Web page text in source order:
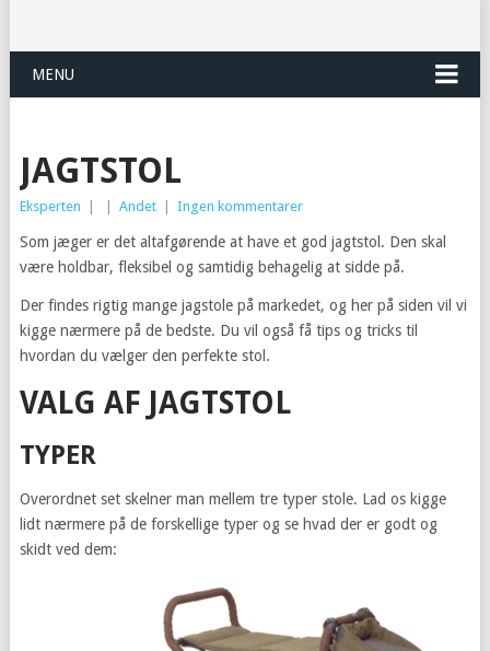
MENU
JAGTSTOL
Eksperten Andet Ingen kommentarer
Som jæger er det altafgørende at have et god jagtstol. Den skal
være holdbar, fleksibel og samtidig behagelig at sidde på.
Der findes rigtig mange jagstole på markedet, og her på siden vil vi
kigge nærmere på de bedste. Du vil også få tips og tricks til
hvordan du vælger den perfekte stol.
VALG AF JAGTSTOL
TYPER
Overordnet set skelner man mellem tre typer stole. Lad os kigge
lidt nærmere på de forskellige typer og se hvad der er godt og
skidt ved dem: